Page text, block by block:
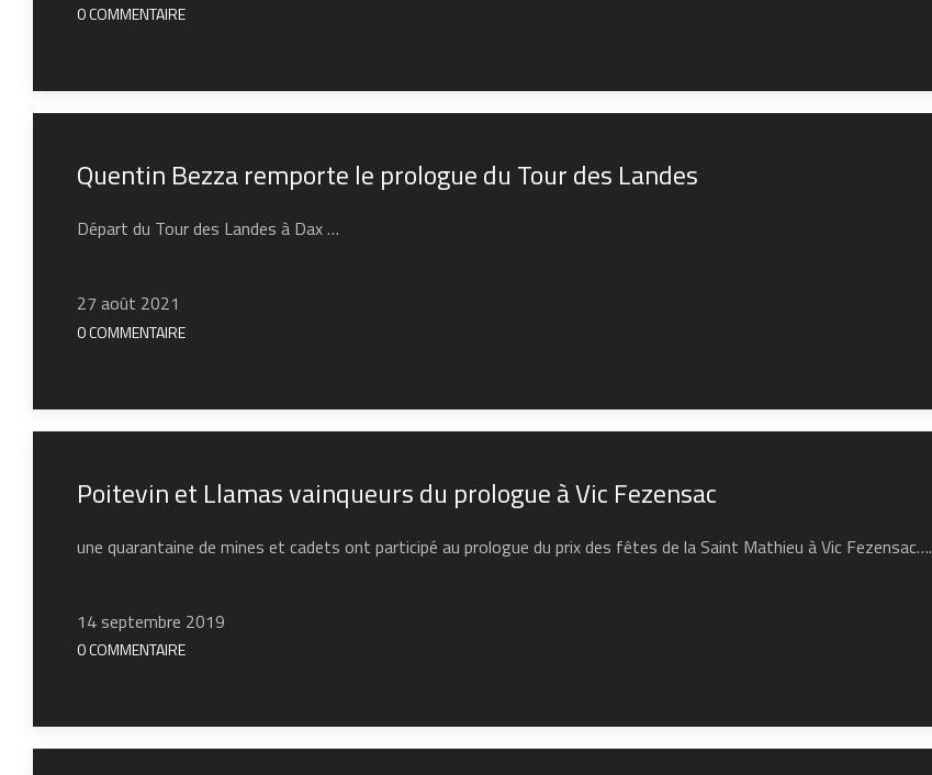
0 COMMENTAIRE
Quentin Bezza remporte le prologue du Tour des Landes
Départ du Tour des Landes à Dax …
27 août 2021
0 COMMENTAIRE
Poitevin et Llamas vainqueurs du prologue à Vic Fezensac
une quarantaine de mines et cadets ont participé au prologue du prix des fêtes de la Saint Mathieu à Vic Fezensac….
14 septembre 2019
0 COMMENTAIRE